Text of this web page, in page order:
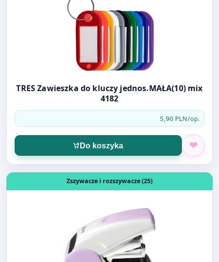
TRES Zawieszka do kluczy jednos.MAŁA(10) mix
4182
5,90 PLN /op.
Do koszyka
Otwórz produkt: ZSZYWACZ MINI GV080 FIOL/BIAŁ
Zszywacze i rozszywacze (25)